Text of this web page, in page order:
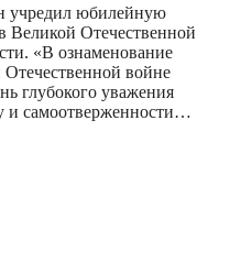
учредил юбилейную
Великой Отечественной
«В ознаменование
войне
глубокого уважения
и самоотверженности…